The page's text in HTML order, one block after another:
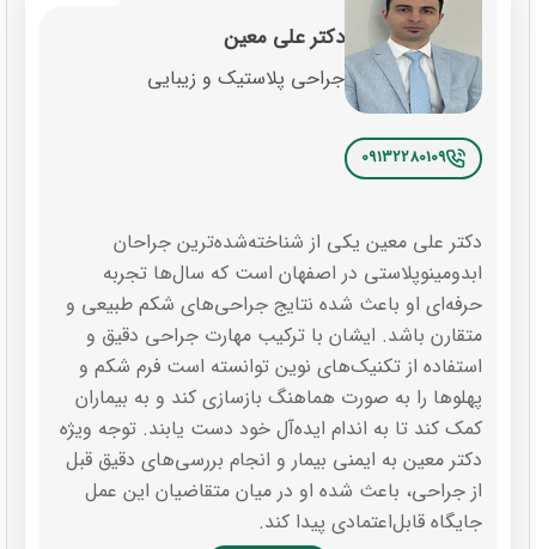
دکتر علی معین
جراحی پلاستیک و زیبایی
09132280109
دکتر علی معین یکی از شناخته‌شده‌ترین جراحان
ابدومینوپلاستی در اصفهان است که سال‌ها تجربه
حرفه‌ای او باعث شده نتایج جراحی‌های شکم طبیعی و
متقارن باشد. ایشان با ترکیب مهارت جراحی دقیق و
استفاده از تکنیک‌های نوین توانسته است فرم شکم و
پهلوها را به صورت هماهنگ بازسازی کند و به بیماران
کمک کند تا به اندام ایده‌آل خود دست یابند. توجه ویژه
دکتر معین به ایمنی بیمار و انجام بررسی‌های دقیق قبل
از جراحی، باعث شده او در میان متقاضیان این عمل
جایگاه قابل‌اعتمادی پیدا کند.